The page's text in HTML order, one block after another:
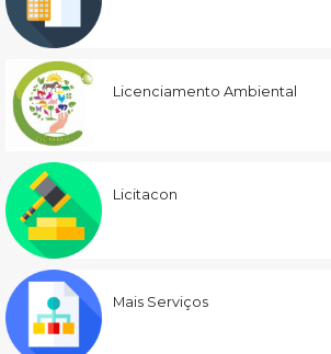
Licenciamento Ambiental
Licitacon
Mais Serviços